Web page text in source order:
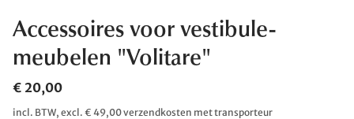
Accessoires voor vestibule-
meubelen "Volitare"
€ 20,00
incl. BTW, excl. € 49,00 verzendkosten met transporteur